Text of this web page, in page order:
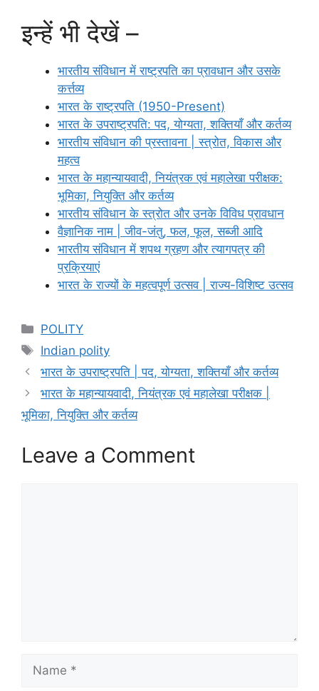
इन्हें भी देखें –
भारतीय संविधान में राष्ट्रपति का प्रावधान और उसके
कर्त्तव्य
भारत के राष्ट्रपति (1950-Present)
भारत के उपराष्ट्रपति: पद, योग्यता, शक्तियाँ और कर्तव्य
भारतीय संविधान की प्रस्तावना | स्त्रोत, विकास और
महत्व
भारत के महान्यायवादी, नियंत्रक एवं महालेखा परीक्षक:
भूमिका, नियुक्ति और कर्तव्य
भारतीय संविधान के स्त्रोत और उनके विविध प्रावधान
वैज्ञानिक नाम | जीव-जंतु, फल, फूल, सब्जी आदि
भारतीय संविधान में शपथ ग्रहण और त्यागपत्र की
प्रक्रियाएं
भारत के राज्यों के महत्वपूर्ण उत्सव | राज्य-विशिष्ट उत्सव
Categories
POLITY
Tags
Indian polity
भारत के उपराष्ट्रपति | पद, योग्यता, शक्तियाँ और कर्तव्य
भारत के महान्यायवादी, नियंत्रक एवं महालेखा परीक्षक |
भूमिका, नियुक्ति और कर्तव्य
Leave a Comment
Name